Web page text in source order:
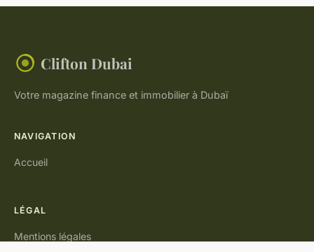
Clifton Dubai
Votre magazine finance et immobilier à Dubaï
NAVIGATION
Accueil
LÉGAL
Mentions légales